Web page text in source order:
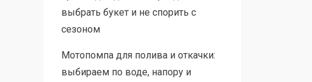
выбрать букет и не спорить с
сезоном
Мотопомпа для полива и откачки:
выбираем по воде, напору и